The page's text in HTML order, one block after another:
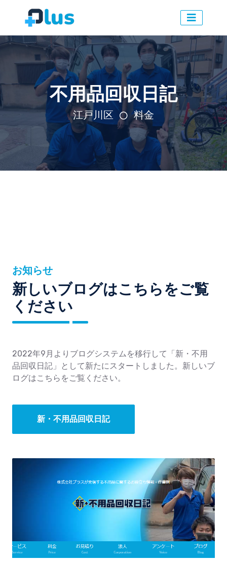
不用品回収日記
江戸川区 料金
お知らせ
新しいブログはこちらをご覧
ください
2022年9月よりブログシステムを移行して「新・不用
品回収日記」として新たにスタートしました。新しいブ
ログはこちらをご覧ください。
新・不用品回収日記